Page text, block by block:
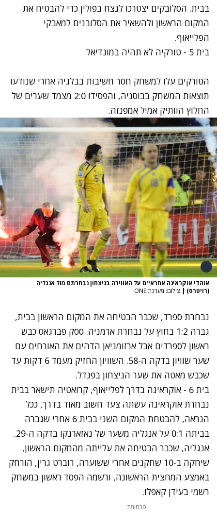
בבית. הסלובקים יצטרכו לנצח בפולין כדי להבטיח את
המקום הראשון ולהשאיר את הסלובנים למאבקי
הפלייאוף.
בית 5 - טורקיה לא תהיה במונדיאל
הטורקים עלו למשחק חסר חשיבות בבלגיה אחרי שנודעו
תוצאות המשחק בבוסניה, והפסידו 2:0 מצמד שערים של
החלוץ הוותיק אמיל אמפנזה.
אוהדי אוקראינה אחראיים על האווירה בניצחון נבחרתם מול אנגליה
(רויטרס) | צילום: מערכת ONE
נבחרת ספרד, שכבר הבטיחה את המקום הראשון בבית,
גברה 1:2 בחוץ על נבחרת ארמניה. ססק פברגאס כבש
ראשון לספרדים אבל ארזומניאן הדהים את האורחים עם
שער שוויון בדקה ה-58. השוויון החזיק מעמד 6 דקות עד
שכבש מאטה את שער הניצחון בפנדל.
בית 6 - אוקראינה בדרך לפלייאוף, קרואטיה תישאר בבית
נבחרת אוקראינה עשתה צעד חשוב מאוד בדרך, ככל
הנראה, להבטחת המקום השני בבית 6 אחרי שגברה
בביתה 0:1 על אנגליה משער של נאזארנקו בדקה ה-29.
אנגליה, שכבר הבטיחה את עלייתה מהמקום הראשון,
שיחקה ב-10 שחקנים אחרי ששוערה, רוברט גרין, הורחק
באמצע המחצית הראשונה, ורשמה הפסד ראשון במשחק
רשמי בעידן קאפלו.
פרסומת